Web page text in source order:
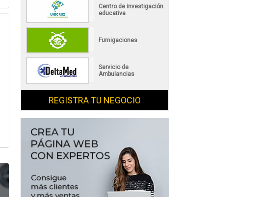
Centro de investigación
educativa
Fumigaciones
Servicio de
Ambulancias
REGISTRA TU NEGOCIO